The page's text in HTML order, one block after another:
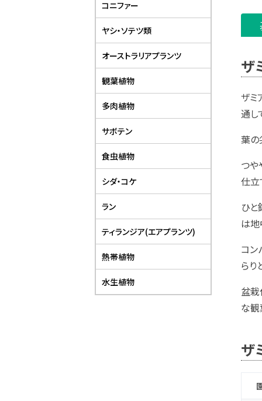
ザ
ザミ
通し
葉の
つや
仕立
ひと
は地
コン
らり
盆栽
な観
ザ
コニファー
ヤシ・ソテツ類
オーストラリアプランツ
観葉植物
多肉植物
サボテン
食虫植物
シダ・コケ
ラン
ティランジア(エアプランツ)
熱帯植物
水生植物